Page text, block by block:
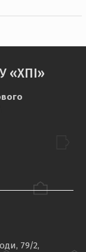
«ХПІ»
79/2,